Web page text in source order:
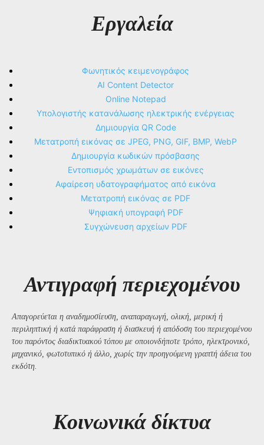
Εργαλεία
Φωνητικός κειμενογράφος
AI Content Detector
Online Notepad
Υπολογιστής κατανάλωσης ηλεκτρικής ενέργειας
Δημιουργία QR Code
Μετατροπή εικόνας σε JPEG, PNG, GIF, BMP, WebP
Δημιουργία κωδικών πρόσβασης
Εντοπισμός χρωμάτων σε εικόνες
Αφαίρεση υδατογραφήματος από εικόνα
Μετατροπή εικόνας σε PDF
Ψηφιακή υπογραφή PDF
Συγχώνευση αρχείων PDF
Αντιγραφή περιεχομένου
Απαγορεύεται η αναδημοσίευση, αναπαραγωγή, ολική, μερική ή
περιληπτική ή κατά παράφραση ή διασκευή ή απόδοση του περιεχομένου
του παρόντος διαδικτυακού τόπου με οποιονδήποτε τρόπο, ηλεκτρονικό,
μηχανικό, φωτοτυπικό ή άλλο, χωρίς την προηγούμενη γραπτή άδεια του
εκδότη.
Kοινωνικά δίκτυα